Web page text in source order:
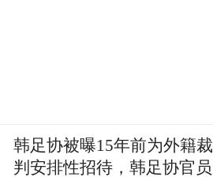
韩足协被曝15年前为外籍裁
判安排性招待，韩足协官员